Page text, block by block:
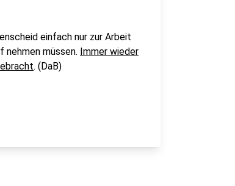
einfach nur zur Arbeit
nehmen müssen. Immer wieder
. (DaB)